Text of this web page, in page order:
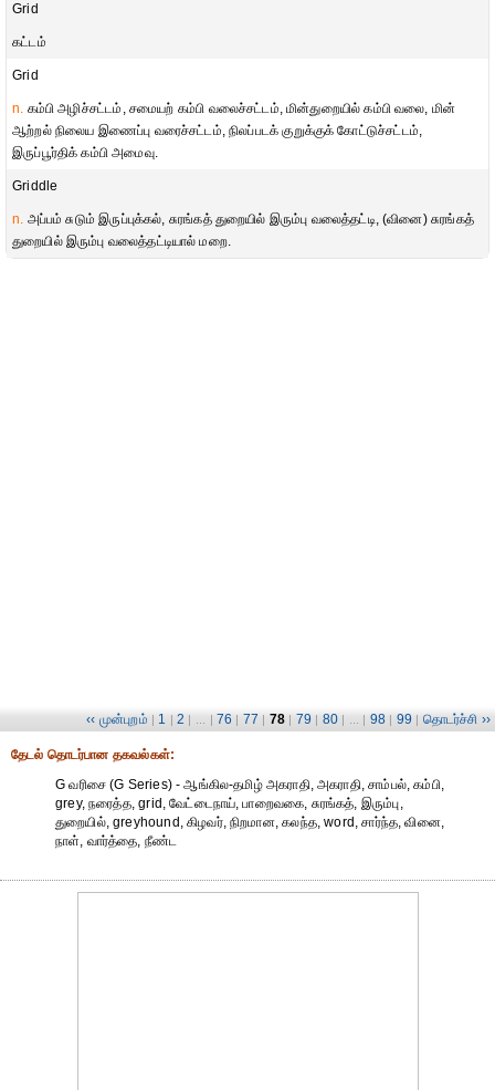
Grid
கட்டம்
Grid
n. கம்பி அழிச்சட்டம், சமையற் கம்பி வலைச்சட்டம், மின்துறையில் கம்பி வலை, மின்
ஆற்றல் நிலைய இணைப்பு வரைச்சட்டம், நிலப்படக் குறுக்குக் கோட்டுச்சட்டம்,
இருப்பூர்திக் கம்பி அமைவு.
Griddle
n. அப்பம் சுடும் இருப்புக்கல், சுரங்கத் துறையில் இரும்பு வலைத்தட்டி, (வினை) சுரங்கத்
துறையில் இரும்பு வலைத்தட்டியால் மறை.
‹‹ முன்புறம் | 1 | 2 | ... | 76 | 77 | 78 | 79 | 80 | ... | 98 | 99 | தொடர்ச்சி ››
தேட‌ல் தொட‌ர்பான தகவ‌ல்க‌ள்:
G வரிசை (G Series) - ஆங்கில-தமிழ் அகராதி, அகராதி, சாம்பல், கம்பி,
grey, நரைத்த, grid, வேட்டைநாய், பாறைவகை, சுரங்கத், இரும்பு,
துறையில், greyhound, கிழவர், நிறமான, கலந்த, word, சார்ந்த, வினை,
நாள், வார்த்தை, நீண்ட